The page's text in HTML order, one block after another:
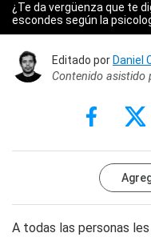
¿Te da vergüenza que te
escondes según la
Editado porDaniel
Contenido asistido
A todas las personas